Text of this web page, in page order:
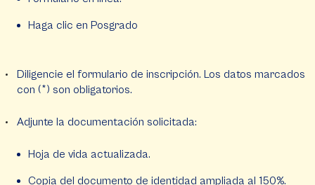
Haga clic en Posgrado
Diligencie el formulario de inscripción. Los datos marcados
con (*) son obligatorios.
Adjunte la documentación solicitada:
Hoja de vida actualizada.
Copia del documento de identidad ampliada al 150%.